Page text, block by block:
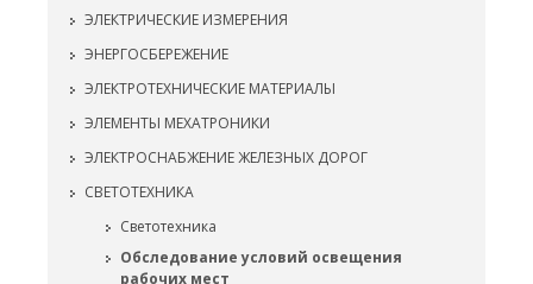
ЭЛЕКТРИЧЕСКИЕ ИЗМЕРЕНИЯ
ЭНЕРГОСБЕРЕЖЕНИЕ
ЭЛЕКТРОТЕХНИЧЕСКИЕ МАТЕРИАЛЫ
ЭЛЕМЕНТЫ МЕХАТРОНИКИ
ЭЛЕКТРОСНАБЖЕНИЕ ЖЕЛЕЗНЫХ ДОРОГ
СВЕТОТЕХНИКА
Светотехника
Обследование условий освещения
рабочих мест